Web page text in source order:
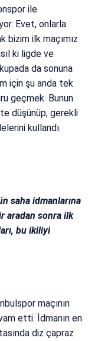
ile
Evet, onlarla
bizim ilk maçımız
ki ligde ve
da sonuna
için şu anda tek
geçmek. Bunun
düşünüp, gerekli
kullandı.
saha idmanlarına
aradan sonra ilk
bu ikiliyi
maçının
etti. İdmanın en
diz çapraz